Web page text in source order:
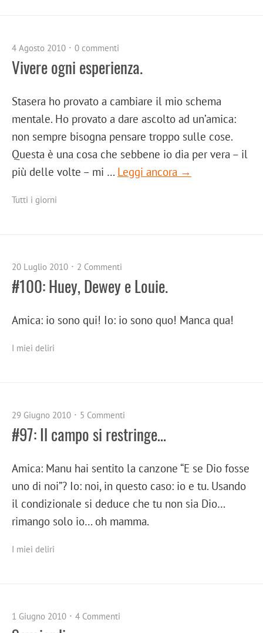
4 Agosto 2010 0 commenti
Vivere ogni esperienza.
Stasera ho provato a cambiare il mio schema
mentale. Ho provato a dare ascolto ad un’amica:
non sempre bisogna pensare troppo sulle cose.
Questa è una cosa che sebbene io dia per vera – il
più delle volte – mi … Leggi ancora →
Tutti i giorni
20 Luglio 2010 2 Commenti
#100: Huey, Dewey e Louie.
Amica: io sono qui! Io: io sono quo! Manca qua!
I miei deliri
29 Giugno 2010 5 Commenti
#97: Il campo si restringe…
Amica: Manu hai sentito la canzone “E se Dio fosse
uno di noi”? Io: noi, in questo caso: io e tu. Usando
il condizionale si deduce che tu non sia Dio…
rimango solo io… oh mamma.
I miei deliri
1 Giugno 2010 4 Commenti